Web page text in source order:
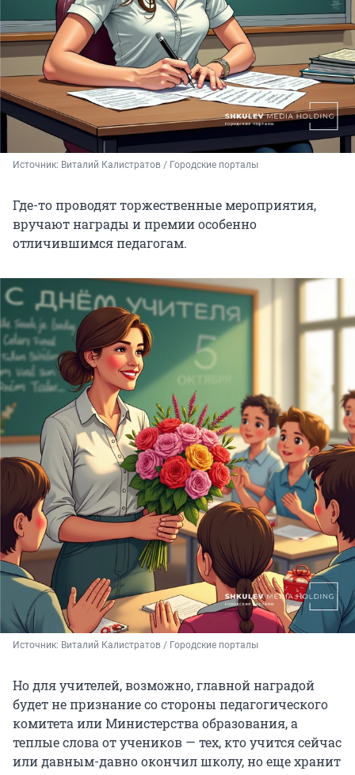
Источник: Виталий Калистратов / Городские порталы
Где-то проводят торжественные мероприятия,
вручают награды и премии особенно
отличившимся педагогам.
Источник: Виталий Калистратов / Городские порталы
Но для учителей, возможно, главной наградой
будет не признание со стороны педагогического
комитета или Министерства образования, а
теплые слова от учеников — тех, кто учится сейчас
или давным-давно окончил школу, но еще хранит